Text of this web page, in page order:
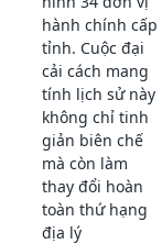
hành chính cấp
tỉnh. Cuộc đại
cải cách mang
tính lịch sử này
không chỉ tinh
giản biên chế
mà còn làm
thay đổi hoàn
toàn thứ hạng
địa lý